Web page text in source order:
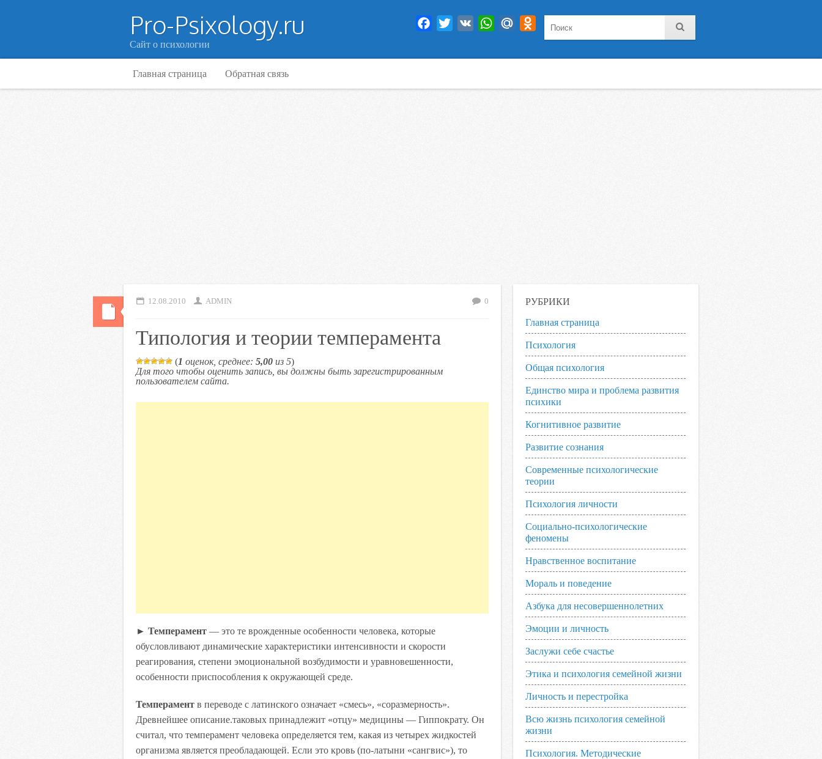
Pro-Psixology.ru
Сайт о психологии
Facebook
Twitter VK WhatsAppMail.RuOdnoklassniki
Главная страница Обратная связь
12.08.2010 ADMIN 0
Типология и теории темперамента
(1 оценок, среднее: 5,00 из 5)
Для того чтобы оценить запись, вы должны быть зарегистрированным
пользователем сайта.
► Темперамент — это те врожденные особенности человека, которые
обусловливают динамические характеристики интенсивности и скорости
реагирования, степени эмоциональной возбудимости и уравновешенности,
особенности приспособления к окружающей среде.
Темперамент в переводе с латинского означает «смесь», «соразмерность».
Древнейшее описание.таковых принадлежит «отцу» медицины — Гиппократу. Он
считал, что темперамент человека определяется тем, какая из четырех жидкостей
организма является преобладающей. Если это кровь (по-латыни «сангвис»), то
РУБРИКИ
Главная страница
Психология
Общая психология
Единство мира и проблема развития
психики
Когнитивное развитие
Развитие сознания
Современные психологические
теории
Психология личности
Социально-психологические
феномены
Нравственное воспитание
Мораль и поведение
Азбука для несовершеннолетних
Эмоции и личность
Заслужи себе счастье
Этика и психология семейной жизни
Личность и перестройка
Всю жизнь психология семейной
жизни
Психология. Методические